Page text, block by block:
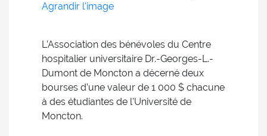
Agrandir l'image
L’Association des bénévoles du Centre
hospitalier universitaire Dr.-Georges-L.-
Dumont de Moncton a décerné deux
bourses d’une valeur de 1 000 $ chacune
à des étudiantes de l’Université de
Moncton.